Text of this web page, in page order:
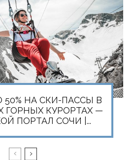
НА СКИ-ПАССЫ В
ГОРНЫХ КУРОРТАХ —
ПОРТАЛ СОЧИ |...